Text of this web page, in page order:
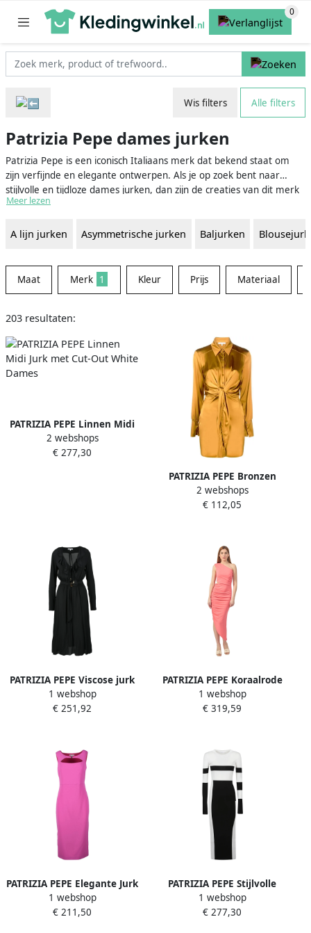
Wis filters Alle filters
Patrizia Pepe dames jurken
Patrizia Pepe is een iconisch Italiaans merk dat bekend staat om
zijn verfijnde en elegante ontwerpen. Als je op zoek bent naar
stijlvolle en tijdloze dames jurken, dan zijn de creaties van dit merk
een uitstekende keuze. Patrizia Pepe weet als geen ander hoe ze
jurken zijn daardoor geschikt voor elke gelegenheid: van chique
ervoor dat je eindeloos kunt variëren en altijd wel een jurk kunt
vinden die bij jou past.
Meer lezen
A lijn jurken Asymmetrische jurken Baljurken
Maat Merk 1 Kleur Prijs Materiaal
203 resultaten:
PATRIZIA PEPE Linnen Midi
Jurk met Cut-Out White
Dames
2 webshops
€ 277,30
PATRIZIA PEPE Bronzen
Overhemdjurk met
Strikdetail Orange Dames
2 webshops
€ 112,05
PATRIZIA PEPE Viscose jurk
voor dames Black Dames
1 webshop
€ 251,92
PATRIZIA PEPE Koraalrode
one-shoulder jurk Pink
Dames
1 webshop
€ 319,59
PATRIZIA PEPE Elegante Jurk
voor Vrouwen Pink Dames
1 webshop
€ 211,50
PATRIZIA PEPE Stijlvolle
Lange Mouw Jurk Black
Dames
1 webshop
€ 277,30